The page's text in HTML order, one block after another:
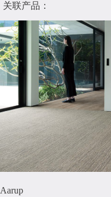
关联产品：
Aarup